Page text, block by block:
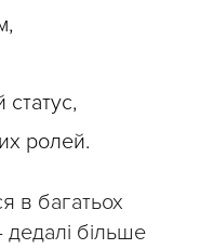
статус,
ролей.
в багатьох
більше